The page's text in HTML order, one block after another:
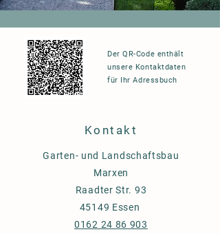
Der QR-Code enthält
unsere Kontaktdaten
für Ihr Adressbuch
Kontakt
Garten- und Landschaftsbau
Marxen
Raadter Str. 93
45149 Essen
0162 24 86 903